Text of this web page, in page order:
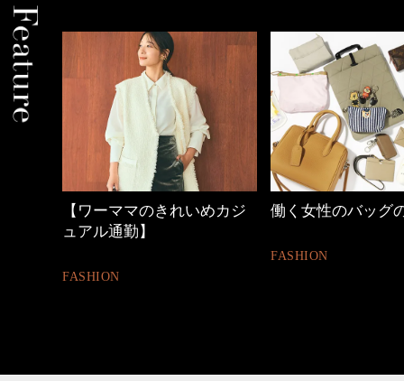
【ワーママのきれいめカジ
ュアル通勤】
FASHION
働く女性のバッグ
FASHION